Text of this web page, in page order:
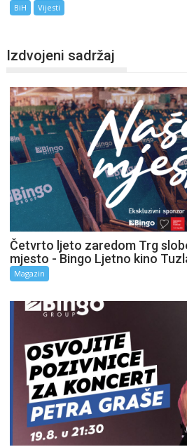
BiH Vijesti
Izdvojeni sadržaj
Četvrto ljeto zaredom Trg
mjesto - Bingo Ljetno kino
Magazin